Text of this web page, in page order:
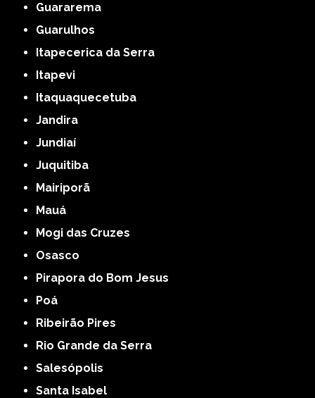
Guararema
Guarulhos
Itapecerica da Serra
Itapevi
Itaquaquecetuba
Jandira
Jundiaí
Juquitiba
Mairiporã
Mauá
Mogi das Cruzes
Osasco
Pirapora do Bom Jesus
Poá
Ribeirão Pires
Rio Grande da Serra
Salesópolis
Santa Isabel